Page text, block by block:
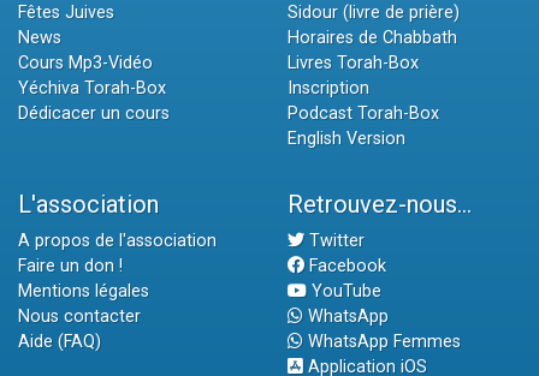
Fêtes Juives
News
Cours Mp3-Vidéo
Yéchiva Torah-Box
Dédicacer un cours
Sidour (livre de prière)
Horaires de Chabbath
Livres Torah-Box
Inscription
Podcast Torah-Box
English Version
L'association
A propos de l'association
Faire un don !
Mentions légales
Nous contacter
Aide (FAQ)
Retrouvez-nous...
Twitter
Facebook
YouTube
WhatsApp
WhatsApp Femmes
Application iOS